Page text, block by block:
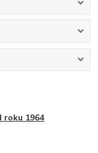
roku 1964